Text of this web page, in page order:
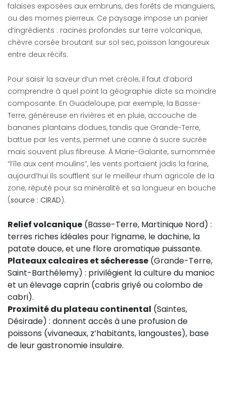
falaises exposées aux embruns, des forêts de manguiers,
ou des mornes pierreux. Ce paysage impose un panier
d’ingrédients : racines profondes sur terre volcanique,
chèvre corsée broutant sur sol sec, poisson langoureux
entre deux récifs.
Pour saisir la saveur d’un met créole, il faut d’abord
comprendre à quel point la géographie dicte sa moindre
composante. En Guadeloupe, par exemple, la Basse-
Terre, généreuse en rivières et en pluie, accouche de
bananes plantains dodues, tandis que Grande-Terre,
battue par les vents, permet une canne à sucre sucrée
mais souvent plus fibreuse. À Marie-Galante, surnommée
“l’île aux cent moulins”, les vents portaient jadis la farine,
aujourd’hui ils soufflent sur le meilleur rhum agricole de la
zone, réputé pour sa minéralité et sa longueur en bouche
(source : CIRAD).
Relief volcanique (Basse-Terre, Martinique Nord) :
terres riches idéales pour l’igname, le dachine, la
patate douce, et une flore aromatique puissante.
Plateaux calcaires et sécheresse (Grande-Terre,
Saint-Barthélemy) : privilégient la culture du manioc
et un élevage caprin (cabris griyé ou colombo de
cabri).
Proximité du plateau continental (Saintes,
Désirade) : donnent accès à une profusion de
poissons (vivaneaux, z’habitants, langoustes), base
de leur gastronomie insulaire.